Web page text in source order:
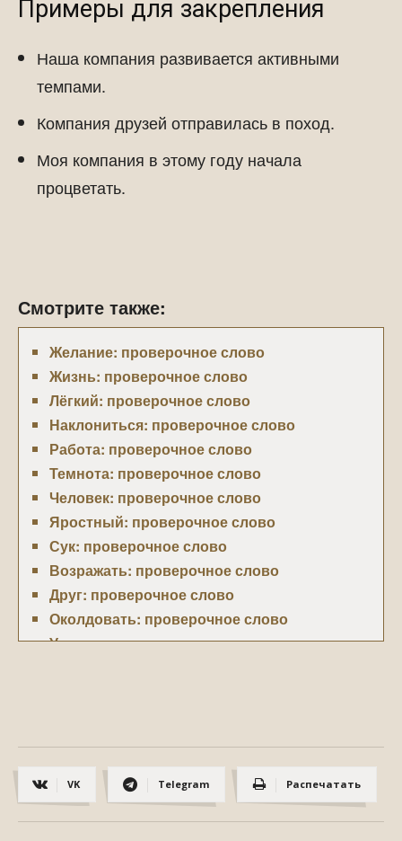
Примеры для закрепления
Наша компания развивается активными
темпами.
Компания друзей отправилась в поход.
Моя компания в этому году начала
процветать.
Смотрите также:
Желание: проверочное слово
Жизнь: проверочное слово
Лёгкий: проверочное слово
Наклониться: проверочное слово
Работа: проверочное слово
Темнота: проверочное слово
Человек: проверочное слово
Яростный: проверочное слово
Сук: проверочное слово
Возражать: проверочное слово
Друг: проверочное слово
Околдовать: проверочное слово
Умалять: проверочное слово
Расстилается: проверочное слово
Решётка: проверочное слово
VK Telegram Распечатать